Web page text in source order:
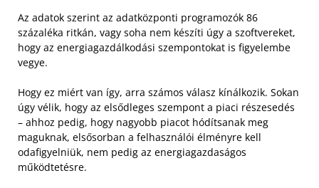
Az adatok szerint az adatközponti programozók 86
százaléka ritkán, vagy soha nem készíti úgy a szoftvereket,
hogy az energiagazdálkodási szempontokat is figyelembe
vegye.
Hogy ez miért van így, arra számos válasz kínálkozik. Sokan
úgy vélik, hogy az elsődleges szempont a piaci részesedés
– ahhoz pedig, hogy nagyobb piacot hódítsanak meg
maguknak, elsősorban a felhasználói élményre kell
odafigyelniük, nem pedig az energiagazdaságos
működtetésre.